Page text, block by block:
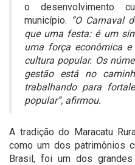
o desenvolvimento
município. “O Carnaval
que uma festa: é um
uma força econômica
cultura popular. Os
gestão está no
trabalhando para
popular”, afirmou.
A tradição do Maracatu
como um dos patrimônios
Brasil, foi um dos